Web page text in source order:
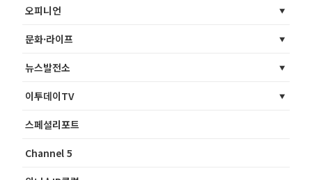
오피니언
문화·라이프
뉴스발전소
이투데이TV
스페셜리포트
Channel 5